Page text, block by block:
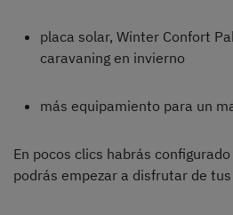
placa solar, Winter Confort
caravaning en invierno
más equipamiento para un
En pocos clics habrás
podrás empezar a disfrutar de